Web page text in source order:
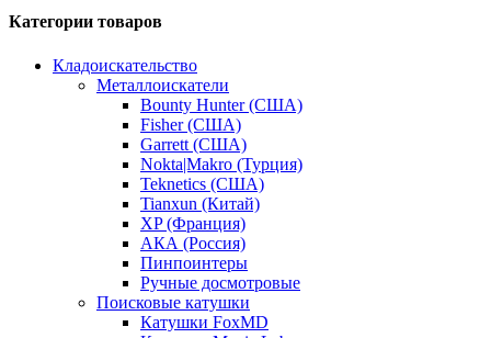
Категории товаров
Кладоискательство
Металлоискатели
Bounty Hunter (США)
Fisher (США)
Garrett (США)
Nokta|Makro (Турция)
Teknetics (США)
Tianxun (Китай)
XP (Франция)
АКА (Россия)
Пинпоинтеры
Ручные досмотровые
Поисковые катушки
Катушки FoxMD